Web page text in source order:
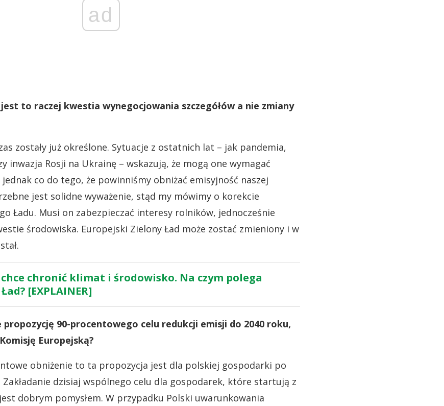
ad
to raczej kwestia wynegocjowania szczegółów a nie zmiany
zostały już określone. Sytuacje z ostatnich lat – jak pandemia,
inwazja Rosji na Ukrainę – wskazują, że mogą one wymagać
co do tego, że powinniśmy obniżać emisyjność naszej
jest solidne wyważenie, stąd my mówimy o korekcie
Ładu. Musi on zabezpieczać interesy rolników, jednocześnie
środowiska. Europejski Zielony Ład może zostać zmieniony i w
chce chronić klimat i środowisko. Na czym polega
[EXPLAINER]
90-procentowego celu redukcji emisji do 2040 roku,
Europejską?
obniżenie to ta propozycja jest dla polskiej gospodarki po
dzisiaj wspólnego celu dla gospodarek, które startują z
dobrym pomysłem. W przypadku Polski uwarunkowania